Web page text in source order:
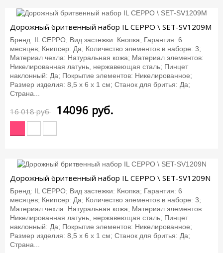
Дорожный бритвенный набор IL CEPPO \ SET-SV1209M
Бренд: IL CEPPO; Вид застежки: Кнопка; Гарантия: 6
месяцев; Книпсер: Да; Количество элементов в наборе: 3;
Материал чехла: Натуральная кожа; Материал элементов:
Никелированная латунь, нержавеющая сталь; Пинцет
наклонный: Да; Покрытие элементов: Никелированное;
Размер изделия: 8,5 х 6 х 1 см; Станок для бритья: Да;
Страна...
16 018 руб
-12%
14096 руб.
Дорожный бритвенный набор IL CEPPO \ SET-SV1209N
Бренд: IL CEPPO; Вид застежки: Кнопка; Гарантия: 6
месяцев; Книпсер: Да; Количество элементов в наборе: 3;
Материал чехла: Натуральная кожа; Материал элементов:
Никелированная латунь, нержавеющая сталь; Пинцет
наклонный: Да; Покрытие элементов: Никелированное;
Размер изделия: 8,5 х 6 х 1 см; Станок для бритья: Да;
Страна...
-12%